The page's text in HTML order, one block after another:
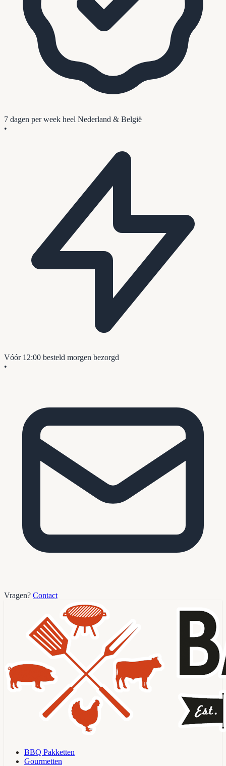
7 dagen per week heel Nederland & België
•
Vóór 12:00 besteld morgen bezorgd
•
Vragen? Contact
BBQ Pakketten
Gourmetten